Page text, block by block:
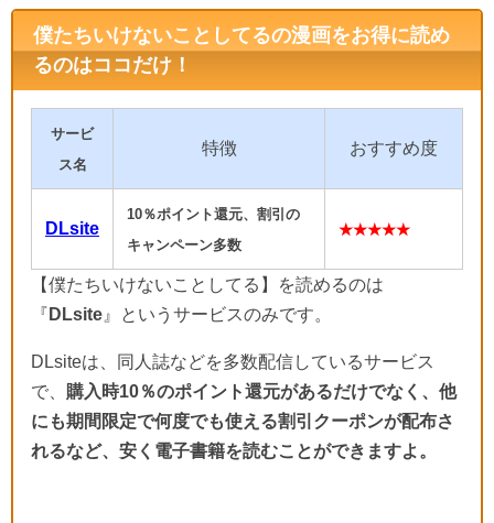
僕たちいけないことしてるの漫画をお得に読め
るのはココだけ！
サービ
ス名
特徴 おすすめ度
DLsite
10％ポイント還元、割引の
キャンペーン多数
★★★★★
【僕たちいけないことしてる】を読めるのは
『 DLsite 』というサービスのみです。
DLsiteは、同人誌などを多数配信しているサービス
で、
購入時10％のポイント還元があるだけでなく、他
にも期間限定で何度でも使える割引クーポンが配布さ
れるなど、安く電子書籍を読むことができますよ。